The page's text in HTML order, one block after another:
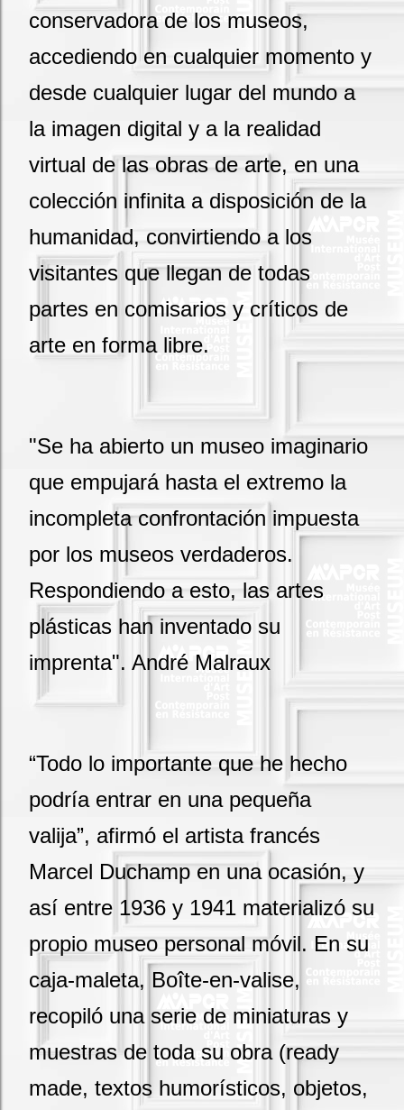
conservadora de los museos,
accediendo en cualquier momento y
desde cualquier lugar del mundo a
la imagen digital y a la realidad
virtual de las obras de arte, en una
colección infinita a disposición de la
humanidad, convirtiendo a los
visitantes que llegan de todas
partes en comisarios y críticos de
arte en forma libre.
"Se ha abierto un museo imaginario
que empujará hasta el extremo la
incompleta confrontación impuesta
por los museos verdaderos.
Respondiendo a esto, las artes
plásticas han inventado su
imprenta". André Malraux
“Todo lo importante que he hecho
podría entrar en una pequeña
valija”, afirmó el artista francés
Marcel Duchamp en una ocasión, y
así entre 1936 y 1941 materializó su
propio museo personal móvil. En su
caja-maleta, Boîte-en-valise,
recopiló una serie de miniaturas y
muestras de toda su obra (ready
made, textos humorísticos, objetos,